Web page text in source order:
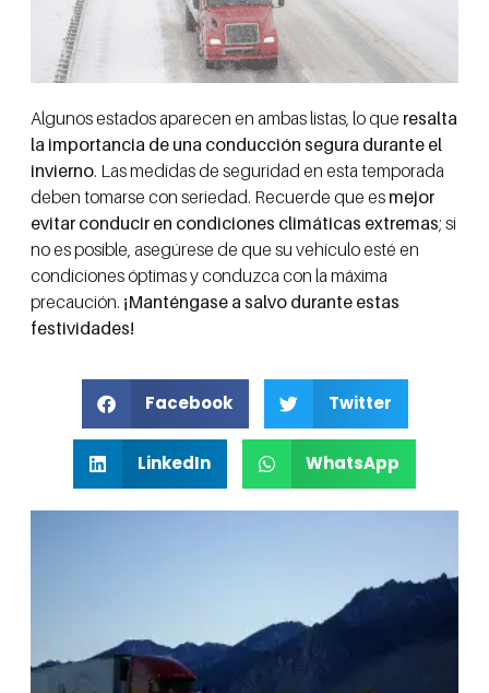
Algunos estados aparecen en ambas listas, lo que resalta
la importancia de una conducción segura durante el
invierno. Las medidas de seguridad en esta temporada
deben tomarse con seriedad. Recuerde que es mejor
evitar conducir en condiciones climáticas extremas; si
no es posible, asegúrese de que su vehículo esté en
condiciones óptimas y conduzca con la máxima
precaución. ¡Manténgase a salvo durante estas
festividades!
Facebook Twitter
LinkedIn WhatsApp